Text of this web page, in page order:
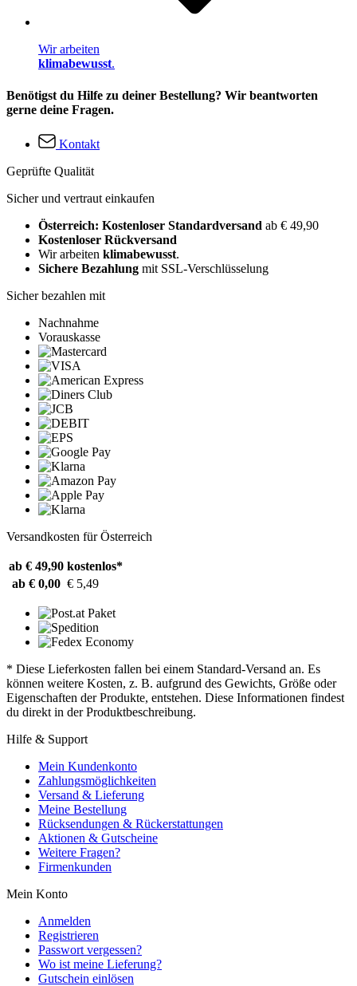
Wir arbeiten
klimabewusst.
Benötigst du Hilfe zu deiner Bestellung? Wir beantworten
gerne deine Fragen.
Kontakt
Geprüfte Qualität
Sicher und vertraut einkaufen
Österreich: Kostenloser Standardversand ab € 49,90
Kostenloser Rückversand
Wir arbeiten klimabewusst.
Sichere Bezahlung mit SSL-Verschlüsselung
Sicher bezahlen mit
Nachnahme
Vorauskasse
Versandkosten für Österreich
ab € 49,90 kostenlos*
ab € 0,00 € 5,49
* Diese Lieferkosten fallen bei einem Standard-Versand an. Es
können weitere Kosten, z. B. aufgrund des Gewichts, Größe oder
Eigenschaften der Produkte, entstehen. Diese Informationen findest
du direkt in der Produktbeschreibung.
Hilfe & Support
Mein Kundenkonto
Zahlungsmöglichkeiten
Versand & Lieferung
Meine Bestellung
Rücksendungen & Rückerstattungen
Aktionen & Gutscheine
Weitere Fragen?
Firmenkunden
Mein Konto
Anmelden
Registrieren
Passwort vergessen?
Wo ist meine Lieferung?
Gutschein einlösen